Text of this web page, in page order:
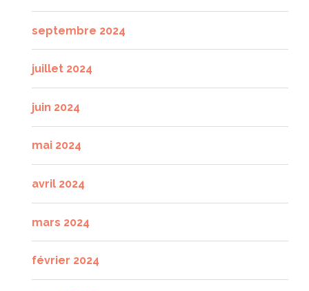
septembre 2024
juillet 2024
juin 2024
mai 2024
avril 2024
mars 2024
février 2024